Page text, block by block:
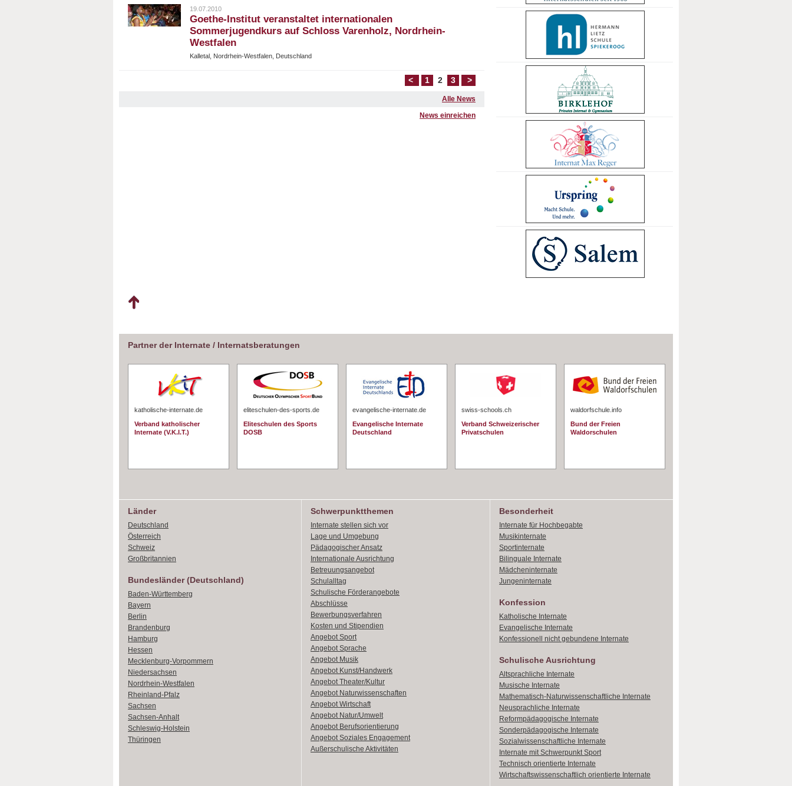
19.07.2010
Goethe-Institut veranstaltet internationalen
Sommerjugendkurs auf Schloss Varenholz, Nordrhein-
Westfalen
Kalletal, Nordrhein-Westfalen, Deutschland
< 1 2 3 >
Alle News
News einreichen
Partner der Internate / Internatsberatungen
katholische-internate.de
Verband katholischer
Internate (V.K.I.T.)
eliteschulen-des-sports.de
Eliteschulen des Sports
DOSB
evangelische-internate.de
Evangelische Internate
Deutschland
swiss-schools.ch
Verband Schweizerischer
Privatschulen
waldorfschule.info
Bund der Freien
Waldorschulen
Länder
Deutschland
Österreich
Schweiz
Großbritannien
Bundesländer (Deutschland)
Baden-Württemberg
Bayern
Berlin
Brandenburg
Hamburg
Hessen
Mecklenburg-Vorpommern
Niedersachsen
Nordrhein-Westfalen
Rheinland-Pfalz
Sachsen
Sachsen-Anhalt
Schleswig-Holstein
Thüringen
Schwerpunktthemen
Internate stellen sich vor
Lage und Umgebung
Pädagogischer Ansatz
Internationale Ausrichtung
Betreuungsangebot
Schulalltag
Schulische Förderangebote
Abschlüsse
Bewerbungsverfahren
Kosten und Stipendien
Angebot Sport
Angebot Sprache
Angebot Musik
Angebot Kunst/Handwerk
Angebot Theater/Kultur
Angebot Naturwissenschaften
Angebot Wirtschaft
Angebot Natur/Umwelt
Angebot Berufsorientierung
Angebot Soziales Engagement
Außerschulische Aktivitäten
Besonderheit
Internate für Hochbegabte
Musikinternate
Sportinternate
Bilinguale Internate
Mädcheninternate
Jungeninternate
Konfession
Katholische Internate
Evangelische Internate
Konfessionell nicht gebundene Internate
Schulische Ausrichtung
Altsprachliche Internate
Musische Internate
Mathematisch-Naturwissenschaftliche Internate
Neusprachliche Internate
Reformpädagogische Internate
Sonderpädagogische Internate
Sozialwissenschaftliche Internate
Internate mit Schwerpunkt Sport
Technisch orientierte Internate
Wirtschaftswissenschaftlich orientierte Internate